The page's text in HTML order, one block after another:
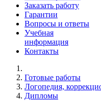
Заказать работу
Гарантии
Вопросы и ответы
Учебная
информация
Контакты
Готовые работы
Логопедия,
Дипломы